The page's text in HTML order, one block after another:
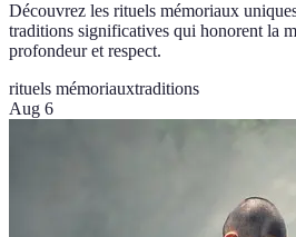
Découvrez les rituels mémoriaux
traditions significatives qui honorent la
profondeur et respect.
rituels mémoriauxtraditions
Aug 6